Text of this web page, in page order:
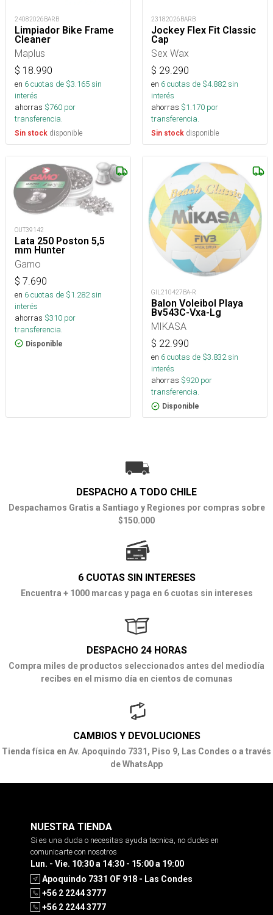
24082026BARB
Limpiador Bike Frame
Cleaner
Maplus
$ 18.990
en 6cuotas de $3.165sin
interés
ahorras $760 por
transferencia.
Sin stock disponible
23182026BARB
Jockey Flex Fit Classic
Cap
Sex Wax
$ 29.290
en 6cuotas de $4.882sin
interés
ahorras $1.170 por
transferencia.
Sin stock disponible
OUT39142
Lata 250 Poston 5,5
mm Hunter
Gamo
$ 7.690
en 6cuotas de $1.282sin
interés
ahorras $310 por
transferencia.
Disponible
GIL210427BA-R
Balon Voleibol Playa
Bv543C-Vxa-Lg
MIKASA
$ 22.990
en 6cuotas de $3.832sin
interés
ahorras $920 por
transferencia.
Disponible
DESPACHO A TODO CHILE
Despachamos Gratis a Santiago y Regiones por compras sobre
$150.000
6 CUOTAS SIN INTERESES
Encuentra + 1000 marcas y paga en 6 cuotas sin intereses
DESPACHO 24 HORAS
Compra miles de productos seleccionados antes del mediodía
recibes en el mismo día en cientos de comunas
CAMBIOS Y DEVOLUCIONES
Tienda física en Av. Apoquindo 7331, Piso 9, Las Condes o a través
de WhatsApp
NUESTRA TIENDA
Si es una duda o necesitas ayuda tecnica, no dudes en
comunicarte con nosotros
Lun. - Vie. 10:30 a 14:30 - 15:00 a 19:00
Apoquindo 7331 OF 918 - Las Condes
+56 2 2244 3777
+56 2 2244 3777